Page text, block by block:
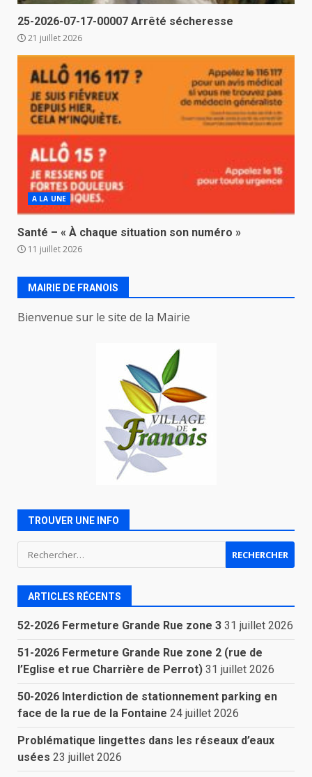
25-2026-07-17-00007 Arrêté sécheresse
21 juillet 2026
A LA UNE
Santé – « À chaque situation son numéro »
11 juillet 2026
MAIRIE DE FRANOIS
Bienvenue sur le site de la Mairie
TROUVER UNE INFO
Rechercher :
ARTICLES RÉCENTS
52-2026 Fermeture Grande Rue zone 3 31 juillet 2026
51-2026 Fermeture Grande Rue zone 2 (rue de
l’Eglise et rue Charrière de Perrot) 31 juillet 2026
50-2026 Interdiction de stationnement parking en
face de la rue de la Fontaine 24 juillet 2026
Problématique lingettes dans les réseaux d’eaux
usées 23 juillet 2026